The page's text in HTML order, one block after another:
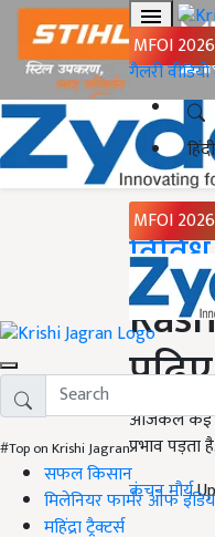
MFOI 2026
गैलरीवीडियो
हिंदी
MFOI 2026
#Top on Krishi Jagran
सफल किसान
मिलेनियर फार्मर ऑफ
महिंद्रा ट्रैक्टर्स
Home
विविध
आजकल कई
प्रभाव
कंचन मौर्य